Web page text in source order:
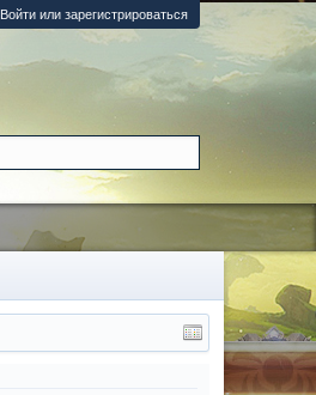
Войти или зарегистрироваться